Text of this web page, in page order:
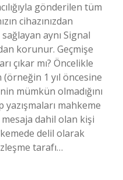
gönderilen tüm
cihazınızdan
aynı Signal
korunur. Geçmişe
çıkar mı? Öncelikle
(örneğin 1 yıl öncesine
mümkün olmadığını
mahkeme
mesaja dahil olan kişi
delil olarak
tarafı…